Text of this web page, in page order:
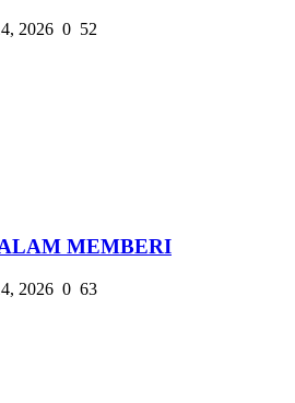
2026 0 52
MEMBERI
2026 0 63